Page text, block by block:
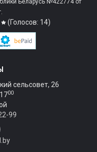
Беларусь №422774 от
(Голосов: 14)
сельсовет, 26
00
99